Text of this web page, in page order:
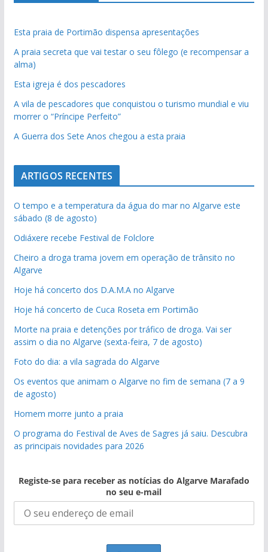
Esta praia de Portimão dispensa apresentações
A praia secreta que vai testar o seu fôlego (e recompensar a
alma)
Esta igreja é dos pescadores
A vila de pescadores que conquistou o turismo mundial e viu
morrer o “Príncipe Perfeito”
A Guerra dos Sete Anos chegou a esta praia
ARTIGOS RECENTES
O tempo e a temperatura da água do mar no Algarve este
sábado (8 de agosto)
Odiáxere recebe Festival de Folclore
Cheiro a droga trama jovem em operação de trânsito no
Algarve
Hoje há concerto dos D.A.M.A no Algarve
Hoje há concerto de Cuca Roseta em Portimão
Morte na praia e detenções por tráfico de droga. Vai ser
assim o dia no Algarve (sexta-feira, 7 de agosto)
Foto do dia: a vila sagrada do Algarve
Os eventos que animam o Algarve no fim de semana (7 a 9
de agosto)
Homem morre junto a praia
O programa do Festival de Aves de Sagres já saiu. Descubra
as principais novidades para 2026
Registe-se para receber as notícias do Algarve Marafado
no seu e-mail